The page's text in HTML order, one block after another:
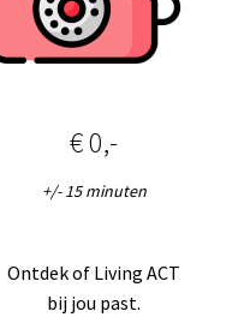
€ 0,-
+/- 15 minuten
Ontdek of Living ACT
bij jou past.